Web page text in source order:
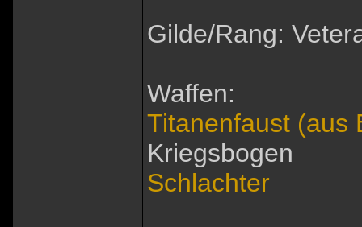
Gilde/Rang:
Waffen:
Titanenfaust (aus
Kriegsbogen
Schlachter